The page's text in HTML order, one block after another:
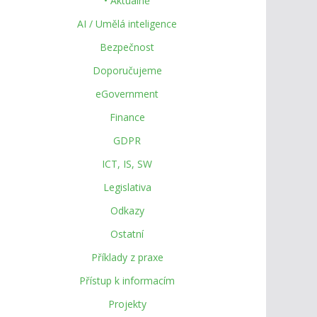
AI / Umělá inteligence
Bezpečnost
Doporučujeme
eGovernment
Finance
GDPR
ICT, IS, SW
Legislativa
Odkazy
Ostatní
Příklady z praxe
Přístup k informacím
Projekty